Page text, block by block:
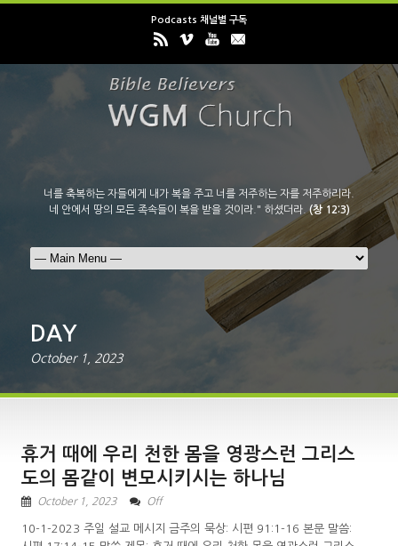
Podcasts 채널별 구독
너를 축복하는 자들에게 내가 복을 주고 너를 저주하는 자를 저주하리라.
네 안에서 땅의 모든 족속들이 복을 받을 것이라." 하셨더라.(창 12:3)
DAY
October 1, 2023
휴거 때에 우리 천한 몸을 영광스런 그리스
도의 몸같이 변모시키시는 하나님
October 1, 2023 Off
10-1-2023 주일 설교 메시지 금주의 묵상: 시편 91:1-16 본문 말씀: